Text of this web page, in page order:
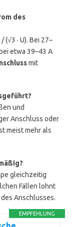
des
· U). Bei 27–
etwa 39–43 A
mit
und
Anschluss oder
meist mehr als
gleichzeitig
Fällen lohnt
Anschlusses.
EMPFEHLUNG